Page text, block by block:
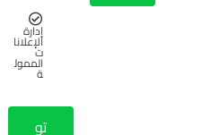
إدارة
الإعلانا
ت
الممول
ة
تو